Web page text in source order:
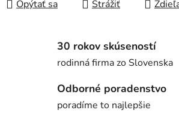
Opýtať sa Strážiť
30 rokov skúseností
rodinná firma zo Slovenska
Odborné poradenstvo
poradíme to najlepšie